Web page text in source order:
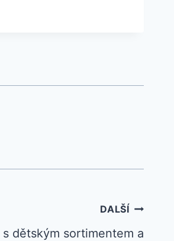
DALŠÍ
dětským sortimentem a